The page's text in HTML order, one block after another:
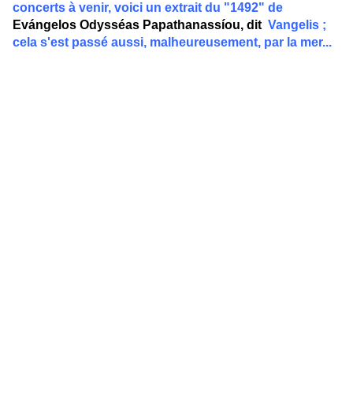
concerts à venir, voici un extrait du "1492" de
Evángelos Odysséas Papathanassíou, dit Vangelis ;
cela s'est passé aussi, malheureusement, par la mer...